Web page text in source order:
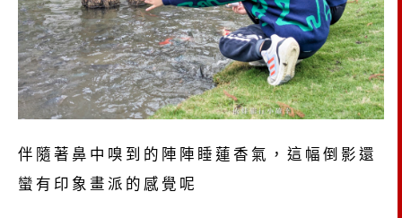
伴隨著鼻中嗅到的陣陣睡蓮香氣，這幅倒影還
蠻有印象畫派的感覺呢